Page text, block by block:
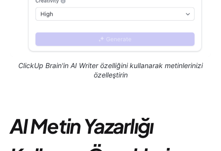
ClickUp Brain'in AI Writer özelliğini kullanarak metinlerinizi
özelleştirin
AI Metin Yazarlığı